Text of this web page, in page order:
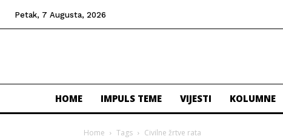
Petak, 7 Augusta, 2026
HOME IMPULS TEME VIJESTI KOLUMNE
Home Tags Civilne žrtve rata